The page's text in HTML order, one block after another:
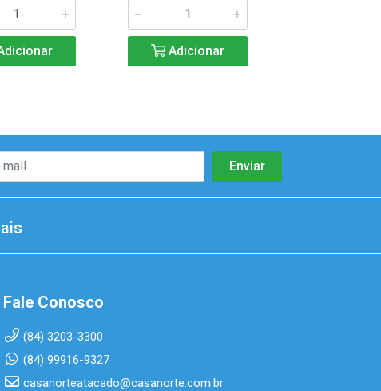
Adicionar
Fale Conosco
(84) 3203-3300
(84) 99916-9327
casanorteatacado@casanorte.com.br